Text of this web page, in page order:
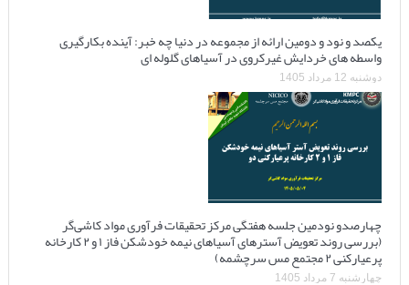
یکصد و نود و دومین ارائه از مجموعه در دنیا چه خبر: آینده بکارگیری
واسطه های خردایش غیرکروی در آسیاهای گلوله ای
دوشنبه 12 مرداد 1405
چهارصدو نودمین جلسه هفتگی مرکز تحقیقات فرآوری مواد کاشی‌گر
(بررسی روند تعویض آسترهای آسیاهای نیمه خودشکن فاز ۱ و ۲ کارخانه
پرعیارکنی ۲ مجتمع مس سرچشمه)
چهارشنبه 7 مرداد 1405